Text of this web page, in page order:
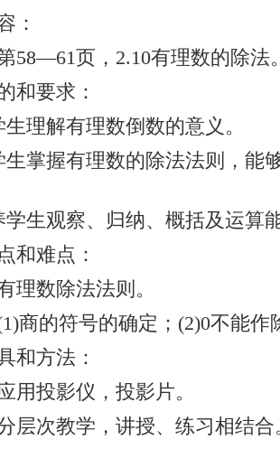
：
58—61页，2.10有理数的除法
和要求：
生理解有理数倒数的意义。
生掌握有理数的除法法则，能
学生观察、归纳、概括及运算
和难点：
有理数除法法则。
商的符号的确定；(2)0不能作
和方法：
用投影仪，投影片。
层次教学，讲授、练习相结合